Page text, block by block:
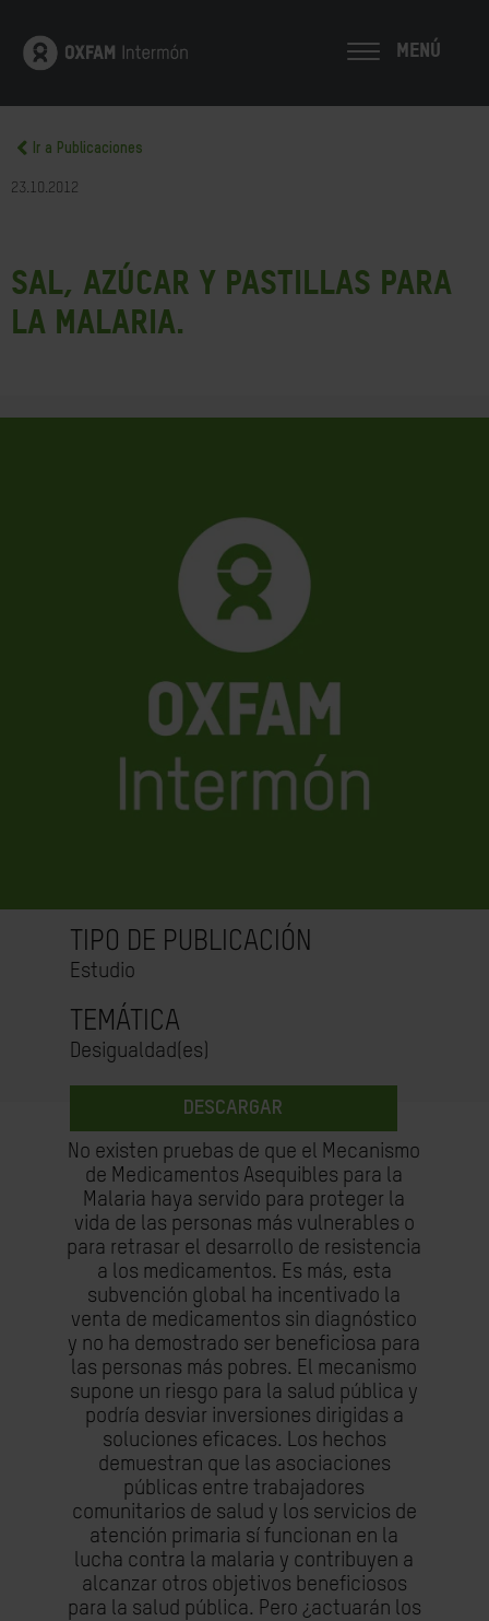
MENÚ
Ir a Publicaciones
23.10.2012
Sal, azúcar y pastillas para
la malaria.
TIPO DE PUBLICACIÓN
Estudio
TEMÁTICA
Desigualdad(es)
DESCARGAR
No existen pruebas de que el Mecanismo
de Medicamentos Asequibles para la
Malaria haya servido para proteger la
vida de las personas más vulnerables o
para retrasar el desarrollo de resistencia
a los medicamentos. Es más, esta
subvención global ha incentivado la
venta de medicamentos sin diagnóstico
y no ha demostrado ser beneficiosa para
las personas más pobres. El mecanismo
supone un riesgo para la salud pública y
podría desviar inversiones dirigidas a
soluciones eficaces. Los hechos
demuestran que las asociaciones
públicas entre trabajadores
comunitarios de salud y los servicios de
atención primaria sí funcionan en la
lucha contra la malaria y contribuyen a
alcanzar otros objetivos beneficiosos
para la salud pública. Pero ¿actuarán los